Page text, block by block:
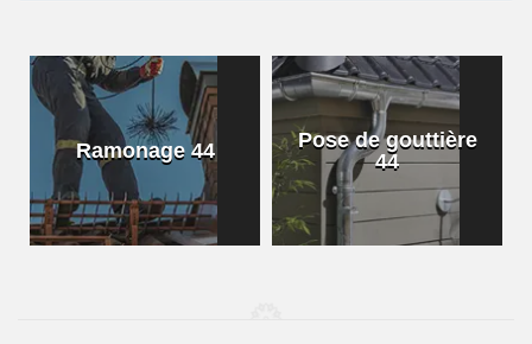
Ramonage 44
Pose de gouttière
44